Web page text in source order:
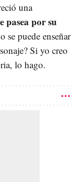
una
pasea por su
se puede enseñar
Si yo creo
lo hago.